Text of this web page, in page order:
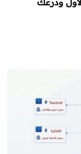
ودرعك